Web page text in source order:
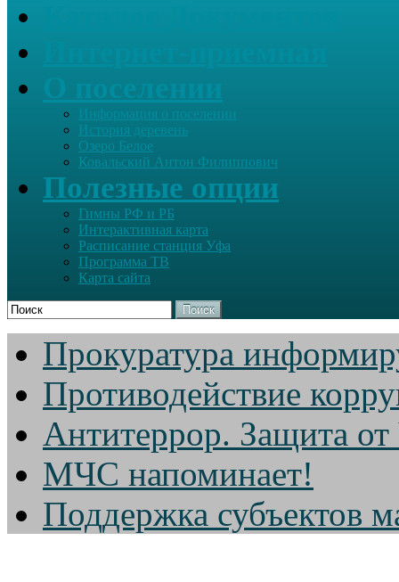
Информация о поселении
История деревень
Озеро Белое
Ковальский Антон Филиппович
Полезные опции
Гимны РФ и РБ
Интерактивная карта
Расписание станция Уфа
Программа ТВ
Карта сайта
Поиск
Прокуратура
Противодействие
Антитеррор. Защита
МЧС напоминает!
Поддержка субъектов